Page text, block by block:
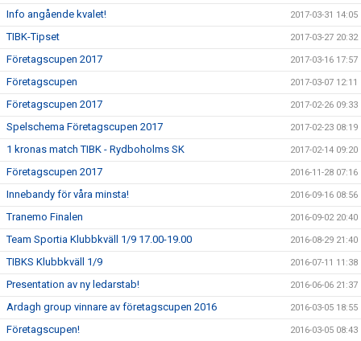
Info angående kvalet! 2017-03-31 14:05
TIBK-Tipset 2017-03-27 20:32
Företagscupen 2017 2017-03-16 17:57
Företagscupen 2017-03-07 12:11
Företagscupen 2017 2017-02-26 09:33
Spelschema Företagscupen 2017 2017-02-23 08:19
1 kronas match TIBK - Rydboholms SK 2017-02-14 09:20
Företagscupen 2017 2016-11-28 07:16
Innebandy för våra minsta! 2016-09-16 08:56
Tranemo Finalen 2016-09-02 20:40
Team Sportia Klubbkväll 1/9 17.00-19.00 2016-08-29 21:40
TIBKS Klubbkväll 1/9 2016-07-11 11:38
Presentation av ny ledarstab! 2016-06-06 21:37
Ardagh group vinnare av företagscupen 2016 2016-03-05 18:55
Företagscupen! 2016-03-05 08:43